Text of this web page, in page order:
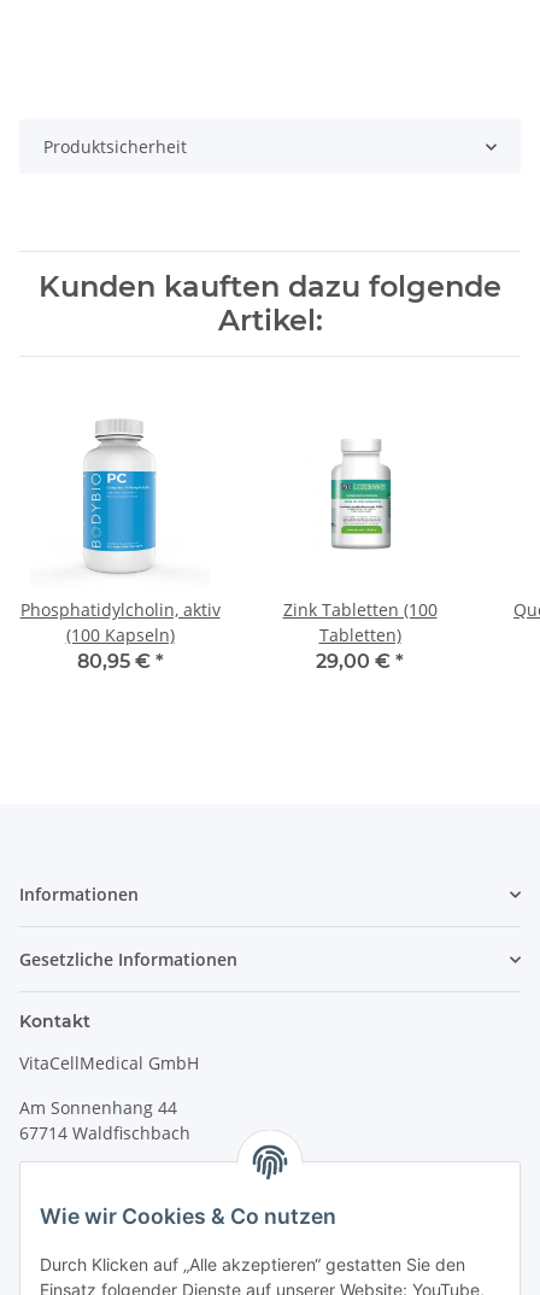
Wie wir Cookies & Co nutzen
Durch Klicken auf „Alle akzeptieren“ gestatten Sie den
Einsatz folgender Dienste auf unserer Website: YouTube,
Produktsicherheit
Kunden kauften dazu folgende
Artikel:
Phosphatidylcholin, aktiv
(100 Kapseln)
80,95 € *
Zink Tabletten (100
Tabletten)
29,00 € *
Informationen
Gesetzliche Informationen
Kontakt
VitaCellMedical GmbH
Am Sonnenhang 44
67714 Waldfischbach
Fax+49 6333 99090 33
info@vitacellmedical.com